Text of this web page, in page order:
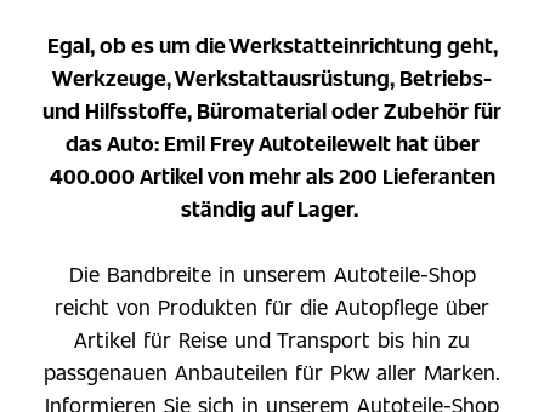
Egal, ob es um die Werkstatteinrichtung geht,
Werkzeuge, Werkstattausrüstung, Betriebs-
und Hilfsstoffe, Büromaterial oder Zubehör für
das Auto: Emil Frey Autoteilewelt hat über
400.000 Artikel von mehr als 200 Lieferanten
ständig auf Lager.
Die Bandbreite in unserem Autoteile-Shop
reicht von Produkten für die Autopflege über
Artikel für Reise und Transport bis hin zu
passgenauen Anbauteilen für Pkw aller Marken.
Informieren Sie sich in unserem Autoteile-Shop